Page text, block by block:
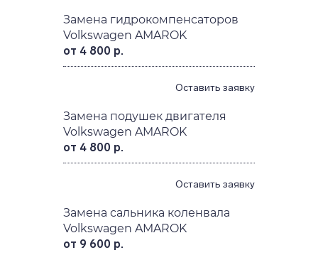
Замена гидрокомпенсаторов
Volkswagen AMAROK
от 4 800 р.
Оставить заявку
Замена подушек двигателя
Volkswagen AMAROK
от 4 800 р.
Оставить заявку
Замена сальника коленвала
Volkswagen AMAROK
от 9 600 р.